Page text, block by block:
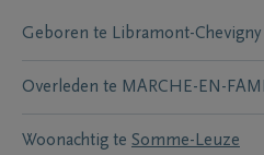
Geboren te Libramont-Chevigny
Overleden te MARCHE-EN-
Woonachtig te Somme-Leuze